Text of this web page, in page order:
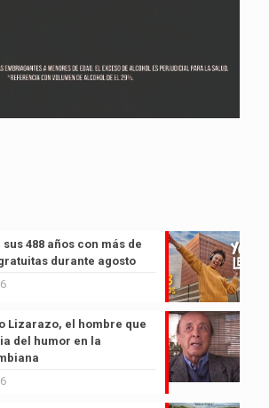
488 años con más de
durante agosto
Lizarazo, el hombre que
del humor en la